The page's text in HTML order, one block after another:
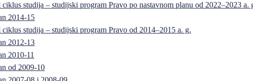
ciklus studija – studijski program Pravo po nastavnom planu od 2022–2023 a.
2014-15
ciklus studija – studijski program Pravo od 2014–2015 a. g.
2012-13
2010-11
od 2009-10